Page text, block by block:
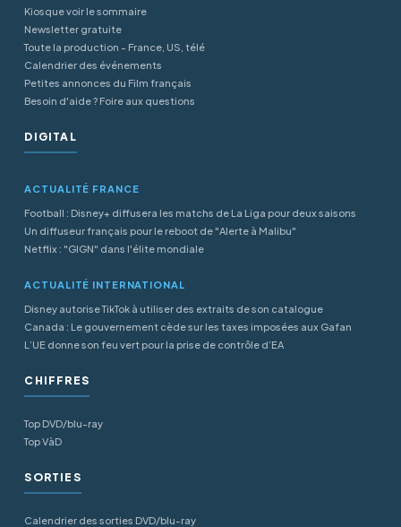
Kiosque voir le sommaire
Newsletter gratuite
Toute la production - France, US, télé
Calendrier des événements
Petites annonces du Film français
Besoin d'aide ? Foire aux questions
DIGITAL
ACTUALITÉ FRANCE
Football : Disney+ diffusera les matchs de La Liga pour deux saisons
Un diffuseur français pour le reboot de "Alerte à Malibu"
Netflix : "GIGN" dans l'élite mondiale
ACTUALITÉ INTERNATIONAL
Disney autorise TikTok à utiliser des extraits de son catalogue
Canada : Le gouvernement cède sur les taxes imposées aux Gafan
L’UE donne son feu vert pour la prise de contrôle d’EA
CHIFFRES
Top DVD/blu-ray
Top VàD
SORTIES
Calendrier des sorties DVD/blu-ray